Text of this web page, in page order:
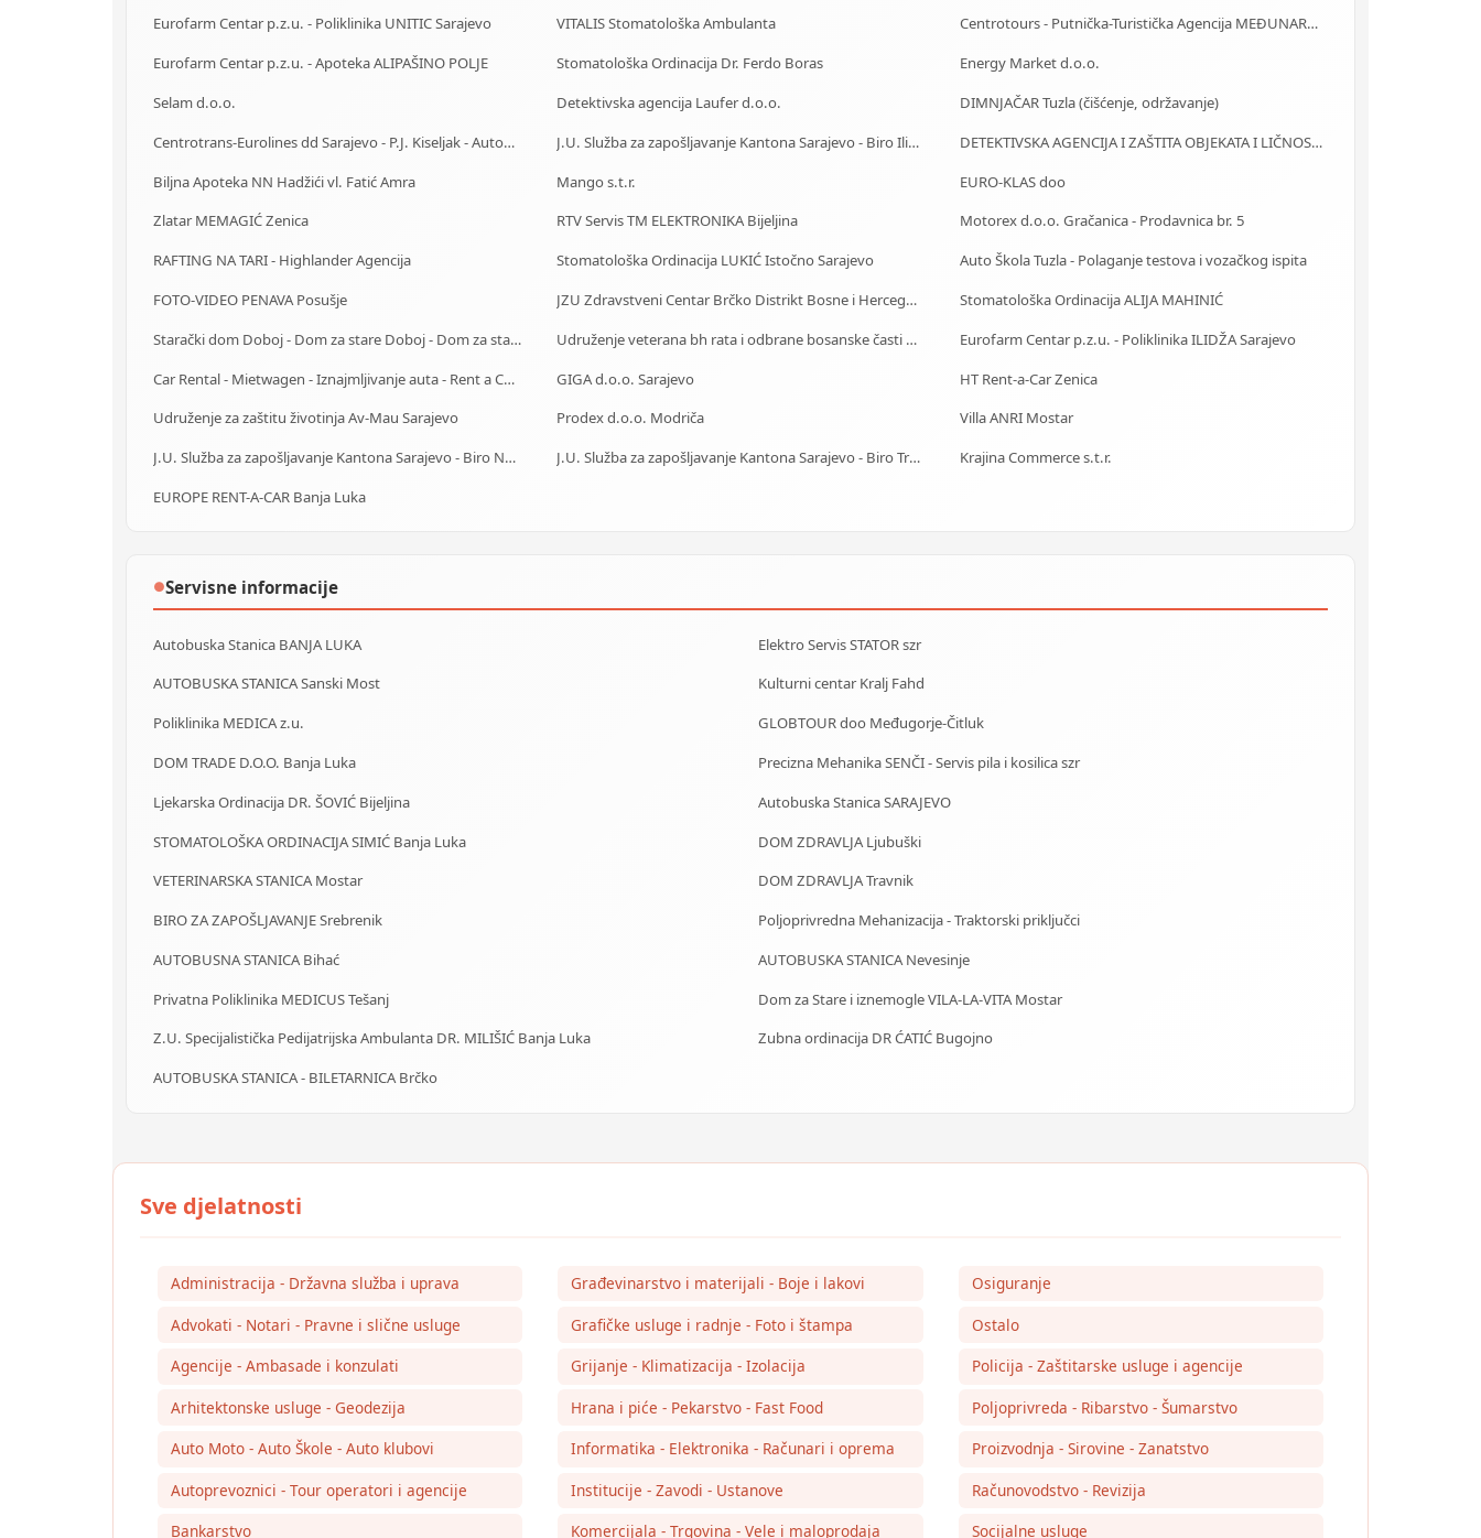
Eurofarm Centar p.z.u. - Poliklinika UNITIC Sarajevo
VITALIS Stomatološka Ambulanta
Centrotours - Putnička-Turistička Agencija MEĐUNARODNI AERODROM Sarajevo
Eurofarm Centar p.z.u. - Apoteka ALIPAŠINO POLJE
Stomatološka Ordinacija Dr. Ferdo Boras
Energy Market d.o.o.
Selam d.o.o.
Detektivska agencija Laufer d.o.o.
DIMNJAČAR Tuzla (čišćenje, održavanje)
Centrotrans-Eurolines dd Sarajevo - P.J. Kiseljak - Autobuska stanica
J.U. Služba za zapošljavanje Kantona Sarajevo - Biro Ilidža
DETEKTIVSKA AGENCIJA I ZAŠTITA OBJEKATA I LIČNOSTI ALFA DM Travnik
Biljna Apoteka NN Hadžići vl. Fatić Amra
Mango s.t.r.
EURO-KLAS doo
Zlatar MEMAGIĆ Zenica
RTV Servis TM ELEKTRONIKA Bijeljina
Motorex d.o.o. Gračanica - Prodavnica br. 5
RAFTING NA TARI - Highlander Agencija
Stomatološka Ordinacija LUKIĆ Istočno Sarajevo
Auto Škola Tuzla - Polaganje testova i vozačkog ispita
FOTO-VIDEO PENAVA Posušje
JZU Zdravstveni Centar Brčko Distrikt Bosne i Hercegovine
Stomatološka Ordinacija ALIJA MAHINIĆ
Starački dom Doboj - Dom za stare Doboj - Dom za stara lica Doboj
Udruženje veterana bh rata i odbrane bosanske časti Zenica
Eurofarm Centar p.z.u. - Poliklinika ILIDŽA Sarajevo
Car Rental - Mietwagen - Iznajmljivanje auta - Rent a Car Banja Luka
GIGA d.o.o. Sarajevo
HT Rent-a-Car Zenica
Udruženje za zaštitu životinja Av-Mau Sarajevo
Prodex d.o.o. Modriča
Villa ANRI Mostar
J.U. Služba za zapošljavanje Kantona Sarajevo - Biro Novo Sarajevo
J.U. Služba za zapošljavanje Kantona Sarajevo - Biro Trnovo
Krajina Commerce s.t.r.
EUROPE RENT-A-CAR Banja Luka
●Servisne informacije
Autobuska Stanica BANJA LUKA
Elektro Servis STATOR szr
AUTOBUSKA STANICA Sanski Most
Kulturni centar Kralj Fahd
Poliklinika MEDICA z.u.
GLOBTOUR doo Međugorje-Čitluk
DOM TRADE D.O.O. Banja Luka
Precizna Mehanika SENČI - Servis pila i kosilica szr
Ljekarska Ordinacija DR. ŠOVIĆ Bijeljina
Autobuska Stanica SARAJEVO
STOMATOLOŠKA ORDINACIJA SIMIĆ Banja Luka
DOM ZDRAVLJA Ljubuški
VETERINARSKA STANICA Mostar
DOM ZDRAVLJA Travnik
BIRO ZA ZAPOŠLJAVANJE Srebrenik
Poljoprivredna Mehanizacija - Traktorski priključci
AUTOBUSNA STANICA Bihać
AUTOBUSKA STANICA Nevesinje
Privatna Poliklinika MEDICUS Tešanj
Dom za Stare i iznemogle VILA-LA-VITA Mostar
Z.U. Specijalistička Pedijatrijska Ambulanta DR. MILIŠIĆ Banja Luka
Zubna ordinacija DR ĆATIĆ Bugojno
AUTOBUSKA STANICA - BILETARNICA Brčko
Administracija - Državna služba i uprava
Advokati - Notari - Pravne i slične usluge
Agencije - Ambasade i konzulati
Arhitektonske usluge - Geodezija
Auto Moto - Auto Škole - Auto klubovi
Autoprevoznici - Tour operatori i agencije
Bankarstvo
Građevinarstvo i materijali - Boje i lakovi
Grafičke usluge i radnje - Foto i štampa
Grijanje - Klimatizacija - Izolacija
Hrana i piće - Pekarstvo - Fast Food
Informatika - Elektronika - Računari i oprema
Institucije - Zavodi - Ustanove
Komercijala - Trgovina - Vele i maloprodaja
Osiguranje
Ostalo
Policija - Zaštitarske usluge i agencije
Poljoprivreda - Ribarstvo - Šumarstvo
Proizvodnja - Sirovine - Zanatstvo
Računovodstvo - Revizija
Socijalne usluge